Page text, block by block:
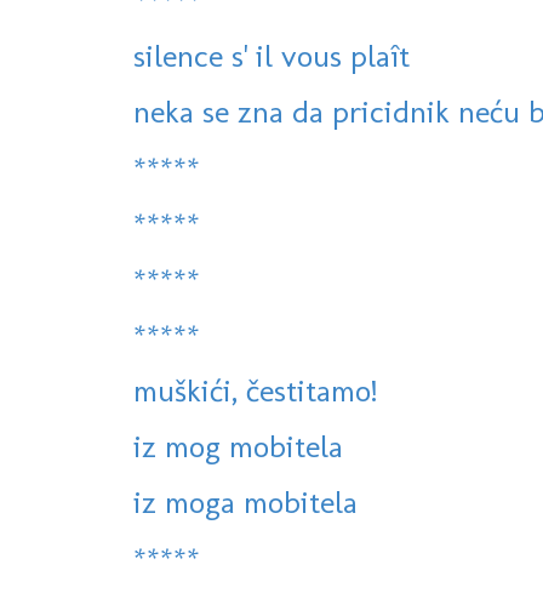
silence s' il vous plaît
neka se zna da pricidnik neću
*****
*****
*****
*****
muškići, čestitamo!
iz mog mobitela
iz moga mobitela
*****